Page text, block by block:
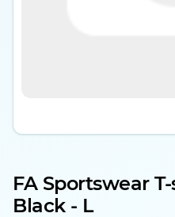
FA Sportswear
Black - L